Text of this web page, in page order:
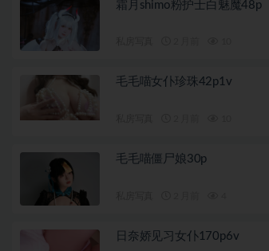
霜月shimo粉护士白魅魔48p
毛毛喵女仆珍珠42p1v
毛毛喵僵尸娘30p
日奈娇见习女仆170p6v